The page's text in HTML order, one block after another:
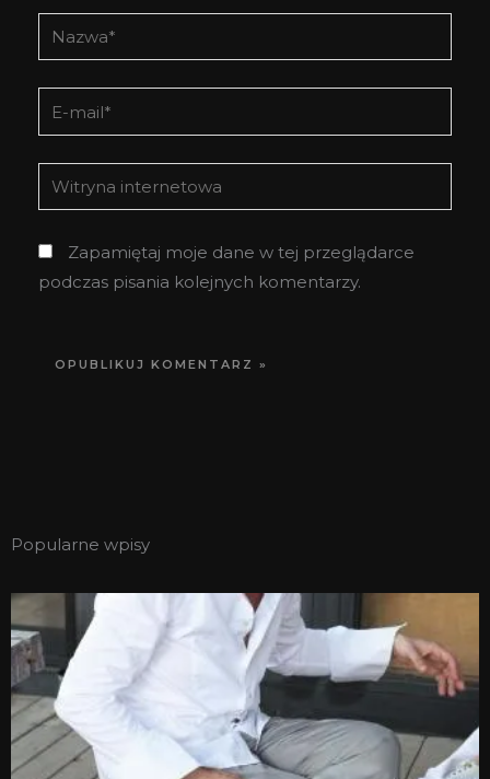
Nazwa*
E-
mail*
Witryna
internetowa
Zapamiętaj moje dane w tej przeglądarce
podczas pisania kolejnych komentarzy.
Popularne wpisy